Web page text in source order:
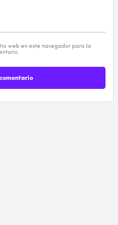
web en este navegador para la